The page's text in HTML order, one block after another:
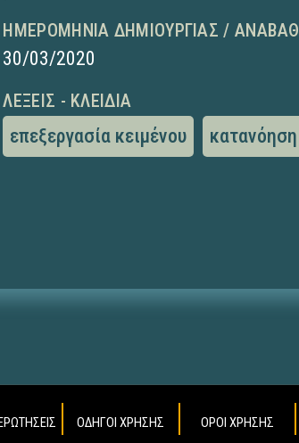
ΗΜΕΡΟΜΗΝΊΑ ΔΗΜΙΟΥΡΓΊΑΣ /
30/03/2020
ΛΈΞΕΙΣ - ΚΛΕΙΔΙΆ
επεξεργασία κειμένου
ΟΔΗΓΟΙ ΧΡΗΣΗΣ ΟΡΟΙ ΧΡΗΣΗΣ